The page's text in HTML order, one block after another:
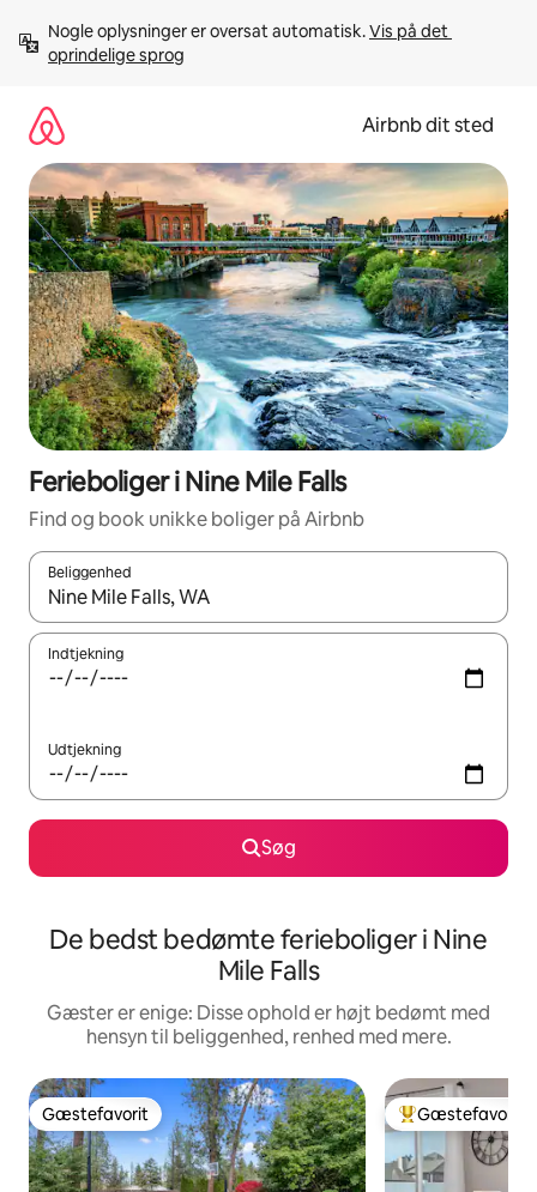
videre
Nogle oplysninger er oversat automatisk. Vis på det
oprindelige sprog
Airbnb dit sted
Ferieboliger i Nine Mile Falls
Find og book unikke boliger på Airbnb
Beliggenhed
Når resultaterne er tilgængelige, skal du navigere med
Indtjekning
Udtjekning
Søg
De bedst bedømte ferieboliger i Nine
Mile Falls
Gæster er enige: Disse ophold er højt bedømt med
hensyn til beliggenhed, renhed med mere.
Gæstefavorit
Gæstefavorit Bedste
Gæstefavorit